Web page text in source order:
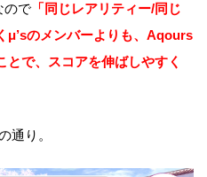
ので 「同じレアリティー/同じ
μ’sのメンバーよりも、Aqours
で、スコアを伸ばしやすく
通り。